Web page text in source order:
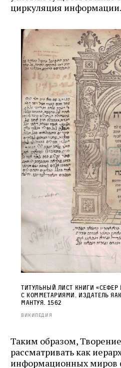
циркуляция информации.
Титульный лист книги «Сефер
с комметариями. Издатель
Мантуя. 1562
Википедия
Таким образом,
рассматривать как
информационных миров